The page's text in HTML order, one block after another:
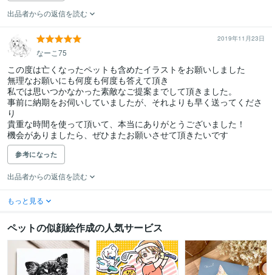
出品者からの返信を読む
2019年11月23日
なーこ75
この度は亡くなったペットも含めたイラストをお願いしました
無理なお願いにも何度も何度も答えて頂き
私では思いつかなかった素敵なご提案までして頂きました。
事前に納期をお伺いしていましたが、それよりも早く送ってくださ
り
貴重な時間を使って頂いて、本当にありがとうございました！
機会がありましたら、ぜひまたお願いさせて頂きたいです
参考になった
出品者からの返信を読む
もっと見る
ペットの似顔絵作成の人気サービス